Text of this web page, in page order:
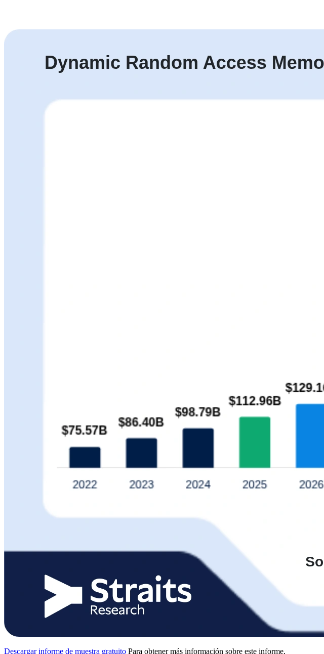
Descargar informe de muestra gratuito Para obtener más información sobre este informe,